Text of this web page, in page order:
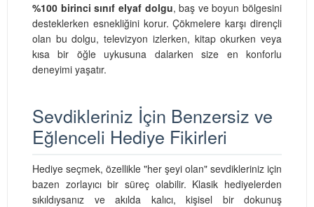
%100 birinci sınıf elyaf dolgu, baş ve boyun bölgesini
desteklerken esnekliğini korur. Çökmelere karşı dirençli
olan bu dolgu, televizyon izlerken, kitap okurken veya
kısa bir öğle uykusuna dalarken size en konforlu
deneyimi yaşatır.
Sevdikleriniz İçin Benzersiz ve
Eğlenceli Hediye Fikirleri
Hediye seçmek, özellikle "her şeyi olan" sevdikleriniz için
bazen zorlayıcı bir süreç olabilir. Klasik hediyelerden
sıkıldıysanız ve akılda kalıcı, kişisel bir dokunuş